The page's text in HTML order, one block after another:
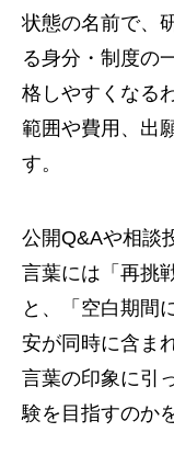
状態の名前で、
る身分・制度の
格しやすくなる
範囲や費用、出
す。
公開Q&Aや相談
言葉には「再挑
と、「空白期間
安が同時に含ま
言葉の印象に引
験を目指すのか